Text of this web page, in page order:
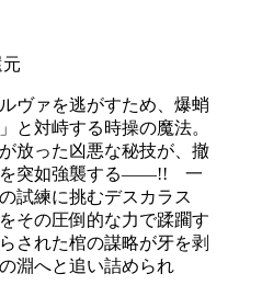
ヴァを逃がすため、爆蛸
と対峙する時操の魔法。
放った凶悪な秘技が、撤
を突如強襲する――!! 一
試練に挑むデスカラス
その圧倒的な力で蹂躙す
された棺の謀略が牙を剥
淵へと追い詰められ